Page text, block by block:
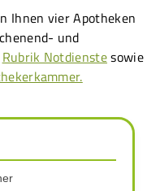
Ihnen vier Apotheken
und
Rubrik Notdienstesowie